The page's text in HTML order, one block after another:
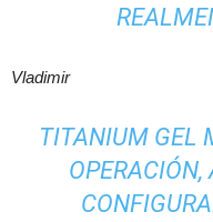
Vladimir
TITANIUM GEL
OPERACIÓN,